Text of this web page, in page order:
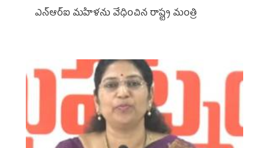
ఎన్‌ఆర్‌ఐ మహిళను వేధించిన రాష్ట్ర మంత్రి